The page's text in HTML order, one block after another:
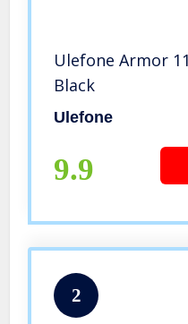
Ulefone Armor
Black
Ulefone
9.9
2